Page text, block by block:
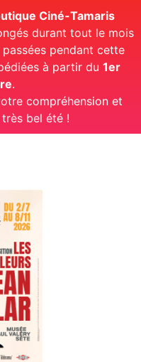
Ciné-Tamaris
durant tout le mois
pendant cette
à partir du 1er
.
compréhension et
bel été !